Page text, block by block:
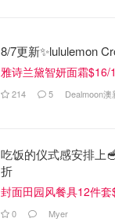
8/7更新✨lululemon
雅诗兰黛智妍面霜$16/
214 5 Dealmoon
吃饭的仪式感安排上
折
封面田园风餐具12件
0 Myer